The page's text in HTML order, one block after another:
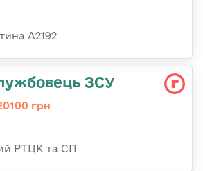
А2192
ЗСУ
грн
РТЦК та СП